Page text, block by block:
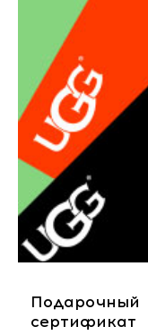
Подарочный
сертификат